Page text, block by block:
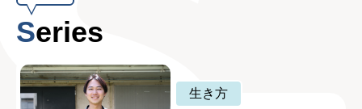
Series
生き方